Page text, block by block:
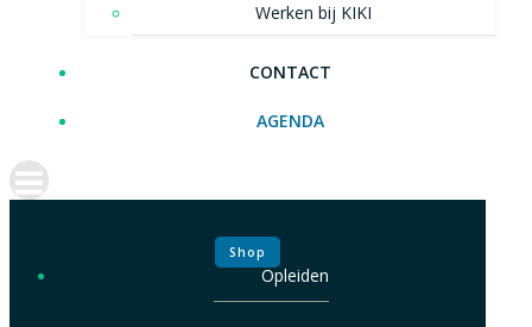
Werken bij KIKI
CONTACT
AGENDA
Shop
Opleiden